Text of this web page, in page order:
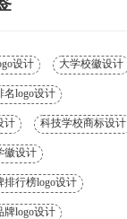
设计 大学校徽设计
名logo设计
计 科技学校商标设计
徽设计
排行榜logo设计
牌logo设计